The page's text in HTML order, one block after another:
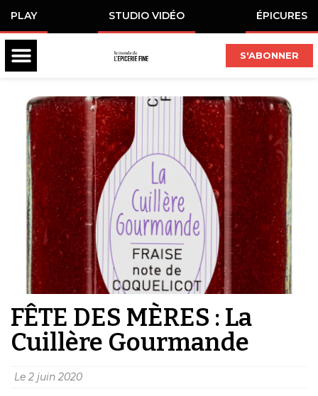
PLAY STUDIO VIDÉO ÉPICURES
S'ABONNER
FÊTE DES MÈRES : La
Cuillère Gourmande
Le 2 juin 2020